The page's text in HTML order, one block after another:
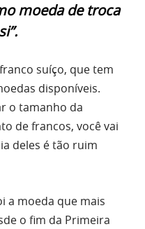
moeda de troca
suíço, que tem
disponíveis.
o tamanho da
de francos, você vai
deles é tão ruim
a moeda que mais
o fim da Primeira